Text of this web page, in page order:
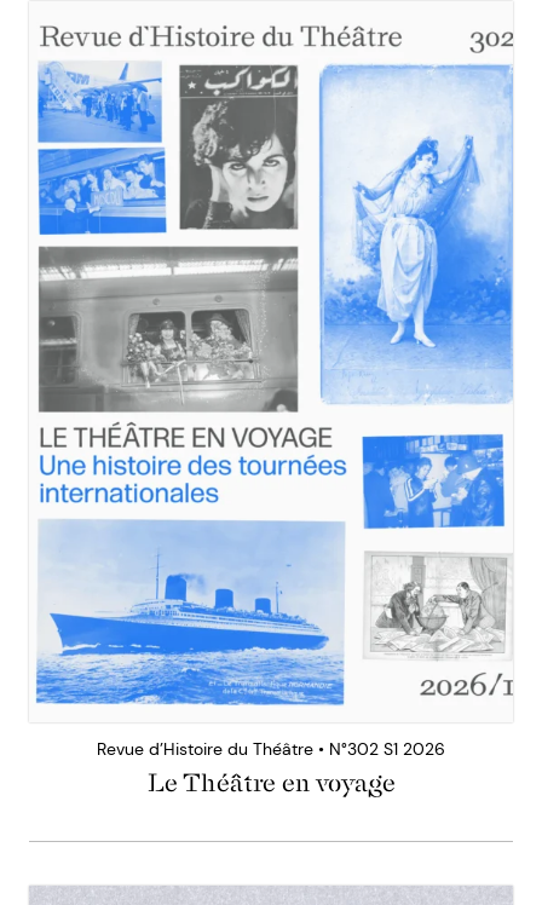
Revue d’Histoire du Théâtre • N°302 S1 2026
Le Théâtre en voyage